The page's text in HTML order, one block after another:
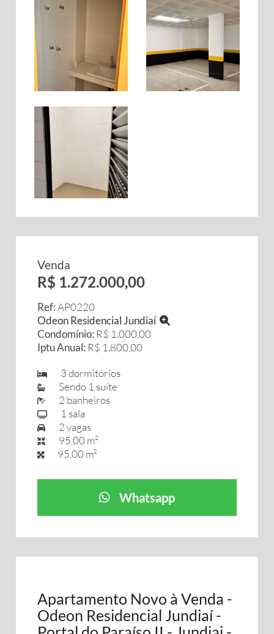
Venda
R$ 1.272.000,00
Ref:AP0220
Odeon Residencial Jundiaí
Condomínio: R$ 1.000,00
Iptu Anual: R$ 1.800,00
3 dormitórios
Sendo 1 suíte
2 banheiros
1 sala
2 vagas
95,00 m²
95,00 m²
Whatsapp
Apartamento Novo à Venda -
Odeon Residencial Jundiaí -